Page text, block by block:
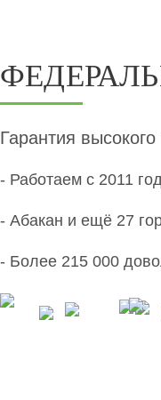
Гарантия
- Работаем с 2011
- Абакан и ещё 27
- Более 215 000